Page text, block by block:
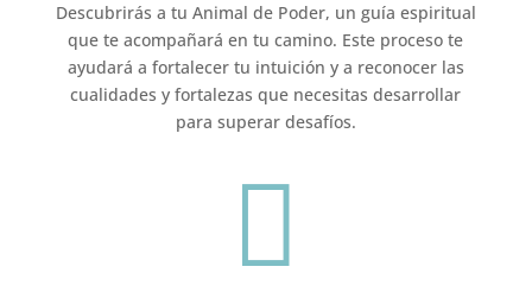
Descubrirás a tu Animal de Poder, un guía espiritual
que te acompañará en tu camino. Este proceso te
ayudará a fortalecer tu intuición y a reconocer las
cualidades y fortalezas que necesitas desarrollar
para superar desafíos.
